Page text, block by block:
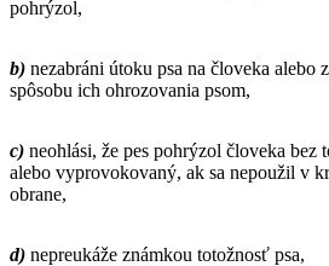
pohrýzol,
b) nezabráni útoku psa na človeka alebo
spôsobu ich ohrozovania psom,
c) neohlási, že pes pohrýzol človeka bez
alebo vyprovokovaný, ak sa nepoužil v
obrane,
d) nepreukáže známkou totožnosť psa,